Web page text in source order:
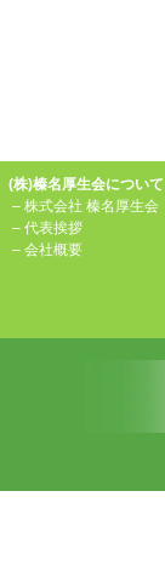
(株)榛名厚生会について
– 株式会社 榛名厚生会
– 代表挨拶
– 会社概要